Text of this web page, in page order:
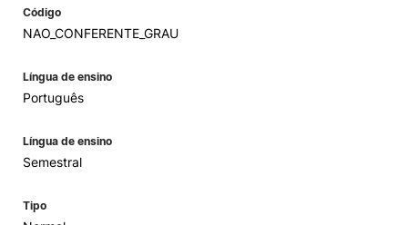
Código
NAO_CONFERENTE_GRAU
Língua de ensino
Português
Língua de ensino
Semestral
Tipo